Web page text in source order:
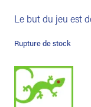
Le but du jeu est
Rupture de stock